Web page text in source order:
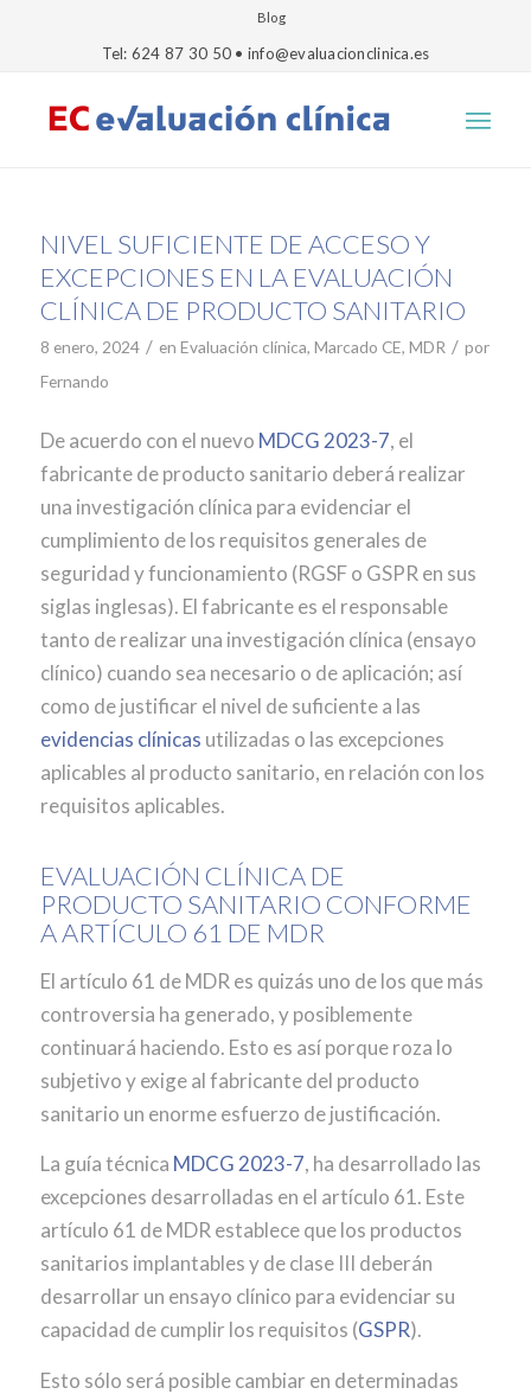
Blog
Tel: 624 87 30 50 • info@evaluacionclinica.es
NIVEL SUFICIENTE DE ACCESO Y
EXCEPCIONES EN LA EVALUACIÓN
CLÍNICA DE PRODUCTO SANITARIO
8 enero, 2024 / en Evaluación clínica, Marcado CE, MDR / por
Fernando
De acuerdo con el nuevo MDCG 2023-7, el
fabricante de producto sanitario deberá realizar
una investigación clínica para evidenciar el
cumplimiento de los requisitos generales de
seguridad y funcionamiento (RGSF o GSPR en sus
siglas inglesas). El fabricante es el responsable
tanto de realizar una investigación clínica (ensayo
clínico) cuando sea necesario o de aplicación; así
como de justificar el nivel de suficiente a las
evidencias clínicas utilizadas o las excepciones
aplicables al producto sanitario, en relación con los
requisitos aplicables.
EVALUACIÓN CLÍNICA DE
PRODUCTO SANITARIO CONFORME
A ARTÍCULO 61 DE MDR
El artículo 61 de MDR es quizás uno de los que más
controversia ha generado, y posiblemente
continuará haciendo. Esto es así porque roza lo
subjetivo y exige al fabricante del producto
sanitario un enorme esfuerzo de justificación.
La guía técnica MDCG 2023-7, ha desarrollado las
excepciones desarrolladas en el artículo 61. Este
artículo 61 de MDR establece que los productos
sanitarios implantables y de clase III deberán
desarrollar un ensayo clínico para evidenciar su
capacidad de cumplir los requisitos (GSPR).
Esto sólo será posible cambiar en determinadas